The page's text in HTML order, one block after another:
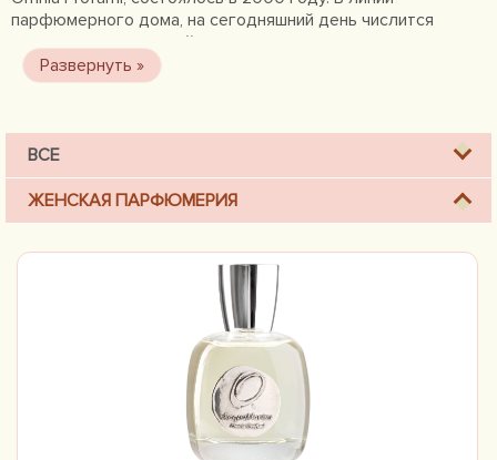
парфюмерного дома, на сегодняшний день числится
несколько композиций, каждая из которых пользуется
неизменным спросом. Ароматы Omnia Profumi – это
уникальные творения для настоящих ценителей
славится отменным качеством и весьма высокими ценами.
ВСЕ
ЖЕНСКАЯ ПАРФЮМЕРИЯ